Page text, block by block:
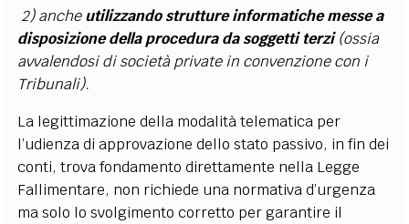
2) ancheutilizzando strutture informatiche messe a
disposizione della procedura da soggetti terzi(ossia
avvalendosi di società private in convenzione con i
Tribunali).
La legittimazione della modalità telematica per
l’udienza di approvazione dello stato passivo, in fin dei
conti, trova fondamento direttamente nella Legge
Fallimentare, non richiede una normativa d’urgenza
ma solo lo svolgimento corretto per garantire il